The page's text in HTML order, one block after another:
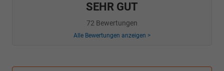
SEHR GUT
72 Bewertungen
Alle Bewertungen anzeigen >